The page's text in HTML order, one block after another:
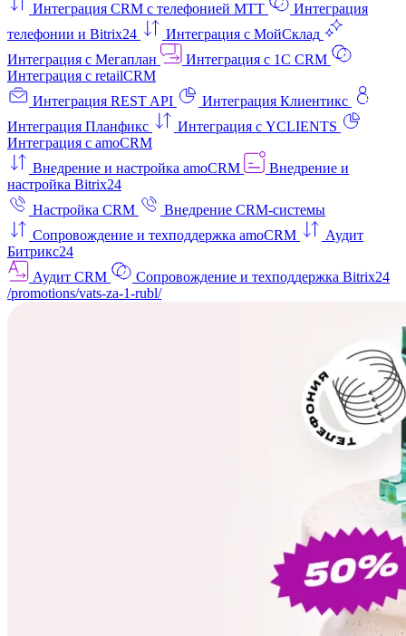
Интеграция CRM с телефонией МТТ
Интеграция
телефонии и Bitrix24
Интеграция с МойСклад
Интеграция с Мегаплан
Интеграция с 1C CRM
Интеграция с retailCRM
Интеграция REST API
Интеграция Клиентикс
Интеграция Планфикс
Интеграция с YCLIENTS
Интеграция с amoCRM
Внедрение и настройка amoCRM
Внедрение и
настройка Bitrix24
Настройка CRM
Внедрение CRM-системы
Сопровождение и техподдержка amoCRM
Аудит
Битрикс24
Аудит CRM
Сопровождение и техподдержка Bitrix24
/promotions/vats-za-1-rubl/